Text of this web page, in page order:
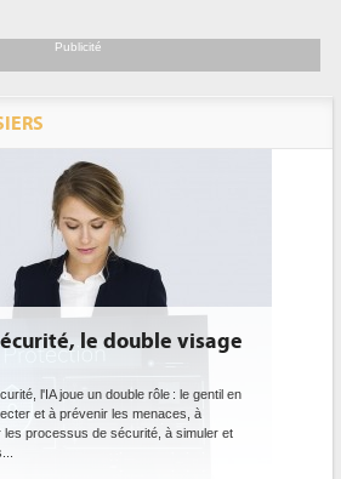
Publicité
DEE: l'efficacité énergétique
bientôt une obligation pour
datacenters
Des datacenters plus durables et plus efficaces,
ce que recherchent les pouvoirs publics européens